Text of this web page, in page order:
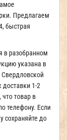
Предлагаем
быстрая
в разобранном
указана в
Свердловской
доставки 1-2
товар в
телефону. Если
сохраняйте до